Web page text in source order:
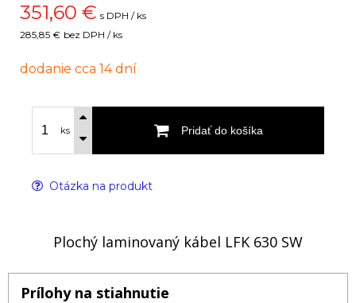
351,60 € s DPH / ks
285,85 € bez DPH / ks
dodanie cca 14 dní
ks Pridať do košíka
Otázka na produkt
Plochý laminovaný kábel LFK 630 SW
Prílohy na stiahnutie